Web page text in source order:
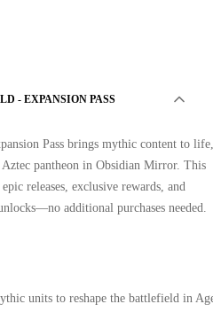
- EXPANSION PASS
Pass brings mythic content to life,
pantheon in Obsidian Mirror. This
releases, exclusive rewards, and
additional purchases needed.
units to reshape the battlefield in